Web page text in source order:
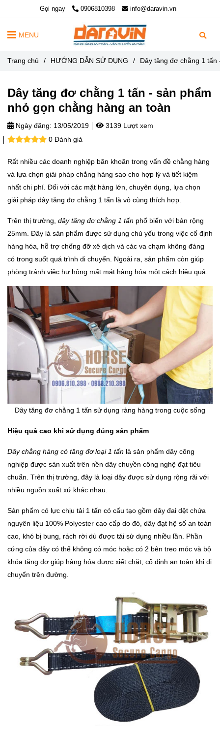
Gọi ngay 0906810398 info@daravin.vn
MENU
Trang chủ / HƯỚNG DẪN SỬ DỤNG / Dây tăng đơ chằng 1
Dây tăng đơ chằng 1 tấn - sản phẩm
nhỏ gọn chằng hàng an toàn
Ngày đăng: 13/05/2019
3139 Lượt xem
0 Đánh giá
Rất nhiều các doanh nghiệp băn khoăn trong vấn đề chằng hàng
và lựa chọn giải pháp chằng hàng sao cho hợp lý và tiết kiệm
nhất chi phí. Đối với các mặt hàng lớn, chuyên dụng, lựa chọn
giải pháp dây tăng đơ chằng 1 tấn là vô cùng thích hợp.
Trên thị trường, dây tăng đơ chằng 1 tấn phổ biến với bản rộng
25mm. Đây là sản phẩm được sử dụng chủ yếu trong việc cố định
hàng hóa, hỗ trợ chống đỡ xê dịch và các va chạm không đáng
có trong suốt quá trình di chuyển. Ngoài ra, sản phẩm còn giúp
phòng tránh việc hư hỏng mất mát hàng hóa một cách hiệu quả.
Dây tăng đơ chằng 1 tấn sử dụng ràng hàng trong cuộc sống
Hiệu quả cao khi sử dụng đúng sản phẩm
Dây chằng hàng có tăng đơ loại 1 tấn là sản phẩm dây công
nghiệp được sản xuất trên nền dây chuyền công nghệ đạt tiêu
chuẩn. Trên thị trường, đây là loại dây được sử dụng rộng rãi với
nhiều nguồn xuất xứ khác nhau.
Sản phẩm có lực chịu tải 1 tấn có cấu tạo gồm dây đai dệt chứa
nguyên liệu 100% Polyester cao cấp do đó, dây đạt hệ số an toàn
cao, khó bị bung, rách rời dù được tái sử dụng nhiều lần. Phần
cứng của dây có thể không có móc hoặc có 2 bên treo móc và bộ
khóa tăng đơ giúp hàng hóa được xiết chặt, cố định an toàn khi di
chuyển trên đường.